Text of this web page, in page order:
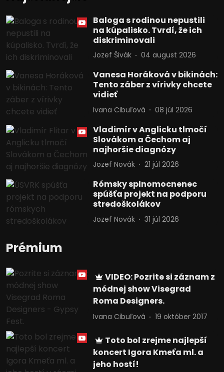
Baloga s rodinou nepustili
na kúpalisko. Tvrdí, že ich
diskriminovali
Jozef Šivák 04 august 2026
Vanesa Horáková v bikinách:
Tento záber z vírivky chcete
vidieť
Ivana Cibuľová 08 júl 2026
Vladimír v Anglicku tlmočí
Slovákom a Čechom aj
najhoršie diagnózy
Jozef Novák 21 júl 2026
Rómsky splnomocnenec
spúšťa projekt na podporu
stredoškolákov
Jozef Novák 31 júl 2026
Prémium
VIDEO: Pozrite si záznam z
módnej show Visegrad
Roma Designers.
Ivana Cibuľová 19 október 2017
Toto bol zrejme najlepší
koncert Igora Kmeťa ml. a
jeho hostí!